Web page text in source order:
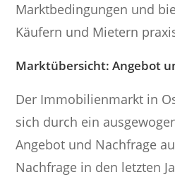
Marktbedingungen und
Käufern und Mietern
Marktübersicht: Angebot
Der Immobilienmarkt in
sich durch ein
Angebot und Nachfrage
Nachfrage in den letzten